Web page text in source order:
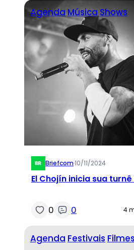
AgendaMúsica Shows
Briefcom·10/11/2024
El Chojín inicia sua
0 0 4
Agenda Festivais Filmes